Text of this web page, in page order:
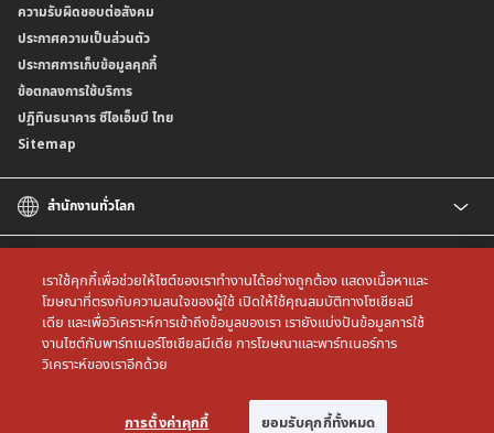
บริการฝากเงินเข้าบัญชีธนาคาร ซีไอเอ็มบี ไทย ที่ตู้บุญเติม
ความรับผิดชอบต่อสังคม
ประกาศความเป็นส่วนตัว
ประกาศการเก็บข้อมูลคุกกี้
ข้อตกลงการใช้บริการ
ปฏิทินธนาคาร ซีไอเอ็มบี ไทย
Sitemap
สำนักงานทั่วโลก
CIMB Islamic
CIMB Bank (MY)
CIMB Bank (SG)
CIMB Bank (KH)
CIMB Niaga
All rights reserved. Copyright © 2026 CIMB THAI Bank
เราใช้คุกกี้เพื่อช่วยให้ไซต์ของเราทำงานได้อย่างถูกต้อง แสดงเนื้อหาและ
โฆษณาที่ตรงกับความสนใจของผู้ใช้ เปิดให้ใช้คุณสมบัติทางโซเชียลมี
เดีย และเพื่อวิเคราะห์การเข้าถึงข้อมูลของเรา เรายังแบ่งปันข้อมูลการใช้
งานไซต์กับพาร์ทเนอร์โซเชียลมีเดีย การโฆษณาและพาร์ทเนอร์การ
วิเคราะห์ของเราอีกด้วย
การตั้งค่าคุกกี้ ยอมรับคุกกี้ทั้งหมด